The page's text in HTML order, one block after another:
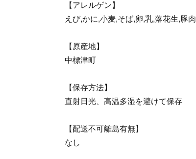
【アレルゲン】
えび,かに,小麦,そば,卵,乳,落花生,豚肉
【原産地】
中標津町
【保存方法】
直射日光、高温多湿を避けて保存
【配送不可離島有無】
なし